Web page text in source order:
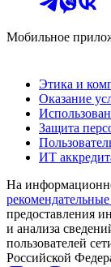
Мобильное
Этика и
Оказание
Защита
ИТ
На
предоставления
и анализа
пользователей
Российской